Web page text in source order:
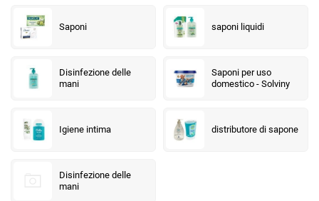
Saponi saponi liquidi
Disinfezione delle
mani
Saponi per uso
domestico - Solviny
Igiene intima distributore di sapone
Disinfezione delle
mani